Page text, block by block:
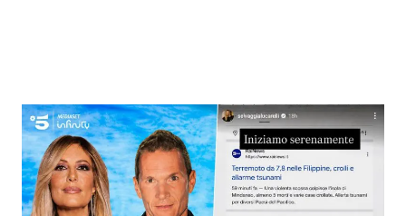
News Musica
News Spettacolo